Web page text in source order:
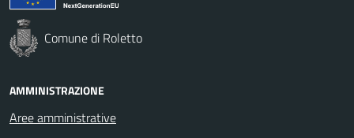
Comune di Roletto
AMMINISTRAZIONE
Aree amministrative